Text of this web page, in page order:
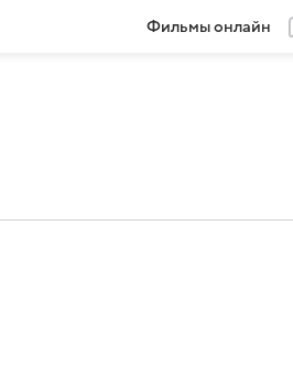
Фильмы онлайн